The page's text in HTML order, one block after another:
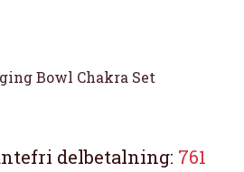
Bowl Chakra Set
delbetalning: 761